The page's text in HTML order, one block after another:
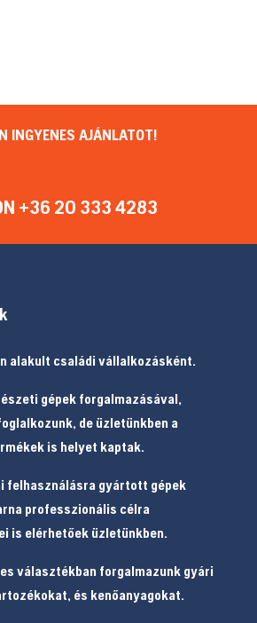
INGYENES AJÁNLATOT!
+36 20 333 4283
alakult családi vállalkozásként.
gépek forgalmazásával,
de üzletünkben a
is helyet kaptak.
felhasználásra gyártott gépek
professzionális célra
is elérhetőek üzletünkben.
választékban forgalmazunk gyári
és kenőanyagokat.